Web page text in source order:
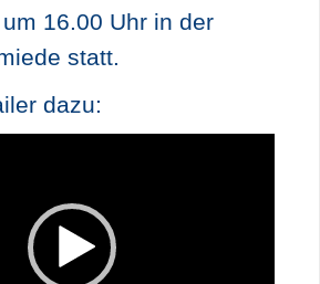
16.00 Uhr in der
statt.
dazu: